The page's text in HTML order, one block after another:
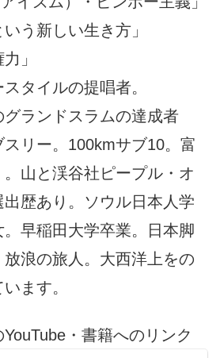
う新しい生き方」
」
タイルの提唱者。
ランドスラムの達成者
スリー。100kmサブ10。富
山と渓谷社ピープル・オ
歴あり。ソウル日本人学
早稲田大学卒業。日本脚
浪の旅人。大西洋上をの
ます。
・書籍へのリンク